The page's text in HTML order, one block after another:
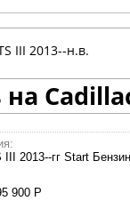
III 2013--н.в.
III 2013--гг Start Бензин
900 Р